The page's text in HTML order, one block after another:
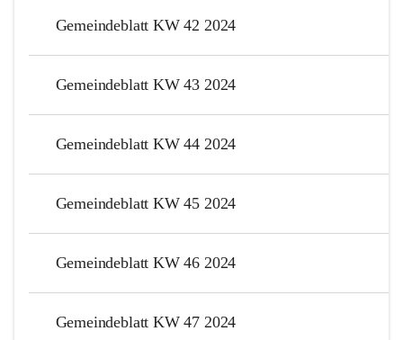
Gemeindeblatt KW 42 2024
Gemeindeblatt KW 43 2024
Gemeindeblatt KW 44 2024
Gemeindeblatt KW 45 2024
Gemeindeblatt KW 46 2024
Gemeindeblatt KW 47 2024